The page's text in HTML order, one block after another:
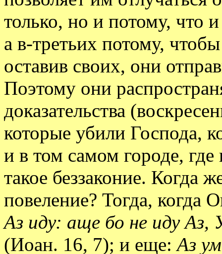
только, но и потому, что
а в-третьих потому,
оставив своих, они
Поэтому они
доказательства
которые убили Господа,
и в том самом городе,
такое беззаконие. Когда
повеление? Тогда, когда
Аз иду: аще бо не иду
(Иоан. 16, 7); и еще:Аз